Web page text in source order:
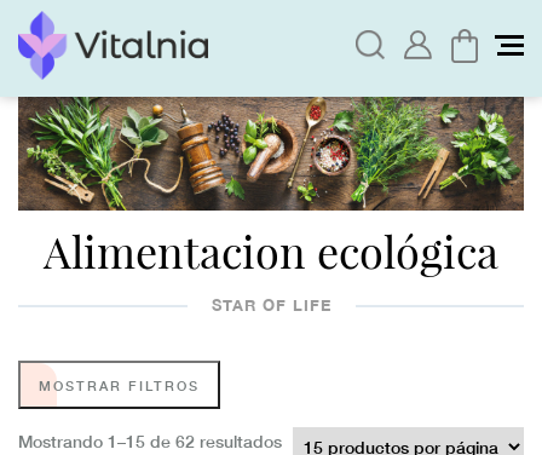
Alimentacion ecológica
STAR OF LIFE
MOSTRAR FILTROS
Mostrando 1–15 de 62 resultados